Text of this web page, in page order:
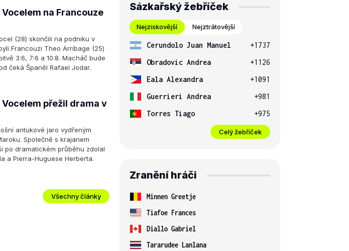
na Francouze
(28) skončili na podniku v
Francouzi Theo Arribage (25)
3:6, 7:6 a 10:8. Macháč bude
čeká Španěl Rafael Jodar.
přežil drama v
antukové jaro vydřeným
Společně s krajanem
po dramatickém průběhu zdolal
a Pierra-Huguese Herberta.
Všechny články
Sázkařský žebříček
Nejziskovější Nejztrátovější
Cerundolo Juan Manuel
+1737
Obradovic Andrea
+1126
Eala Alexandra
+1091
Guerrieri Andrea
+981
Torres Tiago
+975
Celý žebříček
Zranění hráči
Minnen Greetje
Tiafoe Frances
Diallo Gabriel
Tararudee Lanlana